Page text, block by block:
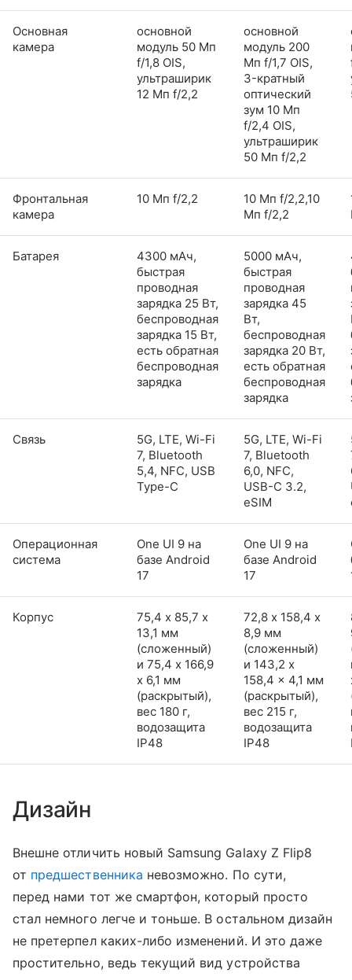
Основная
камера
основной
модуль 50 Мп
f/1,8 OIS,
ультраширик
12 Мп f/2,2
основной
модуль 200
Мп f/1,7 OIS,
3-кратный
оптический
зум 10 Мп
f/2,4 OIS,
ультраширик
50 Мп f/2,2
Фронтальная
камера
10 Мп f/2,2
10 Мп f/2,2,10
Мп f/2,2
Батарея
4300 мАч,
быстрая
проводная
зарядка 25 Вт,
беспроводная
зарядка 15 Вт,
есть обратная
беспроводная
зарядка
5000 мАч,
быстрая
проводная
зарядка 45
Вт,
беспроводная
зарядка 20 Вт,
есть обратная
беспроводная
зарядка
Связь
5G, LTE, Wi-Fi
7, Bluetooth
5,4, NFC, USB
Type-C
5G, LTE, Wi-Fi
7, Bluetooth
6,0, NFC,
USB-C 3.2,
eSIM
Операционная
система
One UI 9 на
базе Android
17
One UI 9 на
базе Android
17
Корпус
75,4 х 85,7 х
13,1 мм
(сложенный)
и 75,4 x 166,9
x 6,1 мм
(раскрытый),
вес 180 г,
водозащита
IP48
72,8 х 158,4 х
8,9 мм
(сложенный)
и 143,2 x
158,4 x 4,1 мм
(раскрытый),
вес 215 г,
водозащита
IP48
Дизайн
Внешне отличить новый Samsung Galaxy Z Flip8
от предшественника невозможно. По сути,
перед нами тот же смартфон, который просто
стал немного легче и тоньше. В остальном дизайн
не претерпел каких-либо изменений. И это даже
простительно, ведь текущий вид устройства